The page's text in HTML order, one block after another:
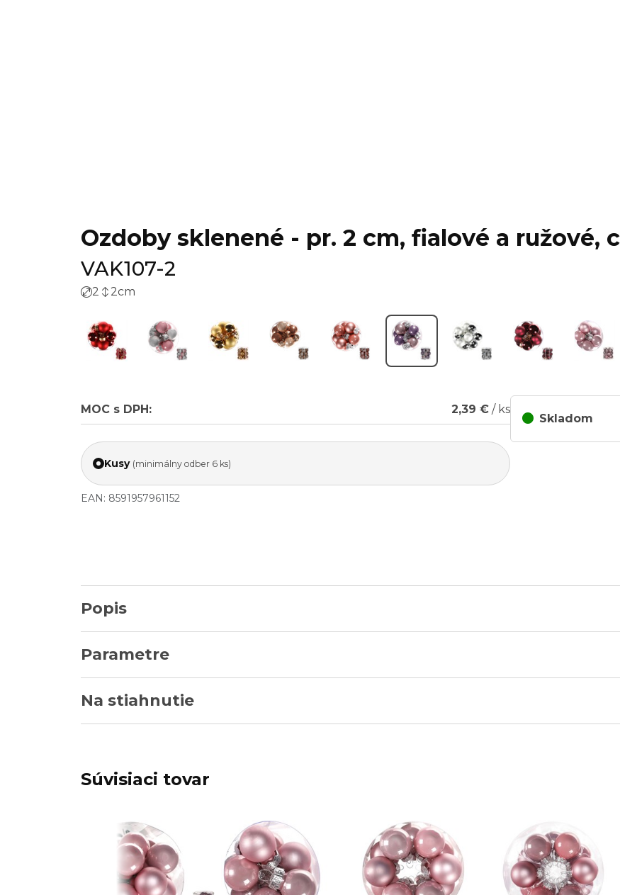
Ozdoby sklenené - pr. 2 cm, fialové a ružové,
VAK107-2
2 2cm
MOC s DPH: 2,39 € / ks
Kusy (minimálny odber 6 ks)
EAN: 8591957961152
Skladom
Popis
Parametre
Na stiahnutie
Súvisiaci tovar